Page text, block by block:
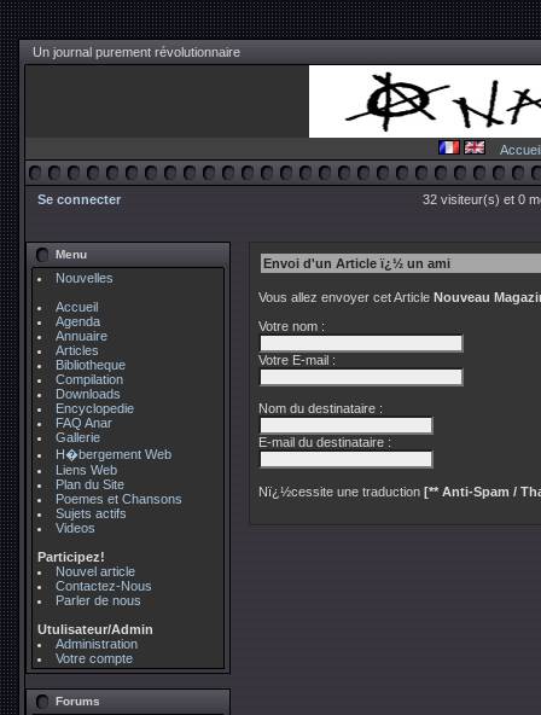
Un journal purement révolutionnaire
Accueil
Se connecter 32 visiteur(s) et 0
Menu
Nouvelles
Accueil
Agenda
Annuaire
Articles
Bibliotheque
Compilation
Downloads
Encyclopedie
FAQ Anar
Gallerie
H�bergement Web
Liens Web
Plan du Site
Poemes et Chansons
Sujets actifs
Videos
Participez!
Nouvel article
Contactez-Nous
Parler de nous
Utulisateur/Admin
Administration
Votre compte
Forums
Envoi d'un Article ï¿½ un ami
Vous allez envoyer cet Article Nouveau
Votre nom :
Votre E-mail :
Nom du destinataire :
E-mail du destinataire :
Nï¿½cessite une traduction [** Anti-Spam /